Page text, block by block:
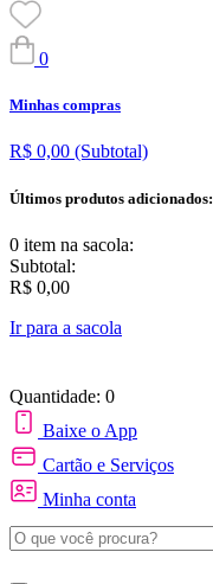
0
Minhas compras
R$ 0,00 (Subtotal)
Últimos produtos adicionados:
0 item na sacola:
Subtotal:
R$ 0,00
Ir para a sacola
Quantidade: 0
Baixe o App
Cartão e Serviços
Minha conta